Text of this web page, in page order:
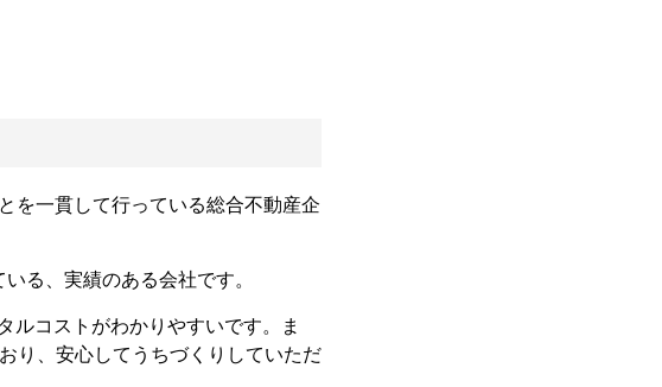
を一貫して行っている総合不動産企
る、実績のある会社です。
ルコストがわかりやすいです。ま
り、安心してうちづくりしていただ